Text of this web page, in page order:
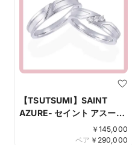
【TSUTSUMI】SAINT
AZURE- セイント アスール
￥ 145,000
￥ 290,000
ペア